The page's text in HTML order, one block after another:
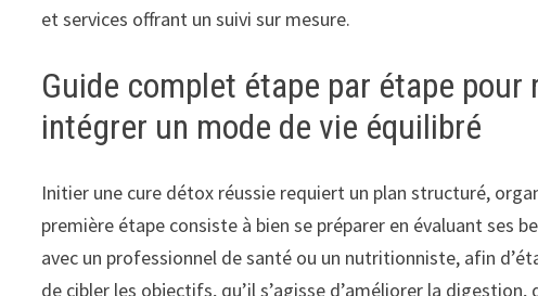
et services offrant un suivi sur mesure.
Guide complet étape par étape
intégrer un mode de vie équilibré
Initier une cure détox réussie requiert un plan structuré,
première étape consiste à bien se préparer en évaluant ses
avec un professionnel de santé ou un nutritionniste, afin
de cibler les objectifs, qu’il s’agisse d’améliorer la